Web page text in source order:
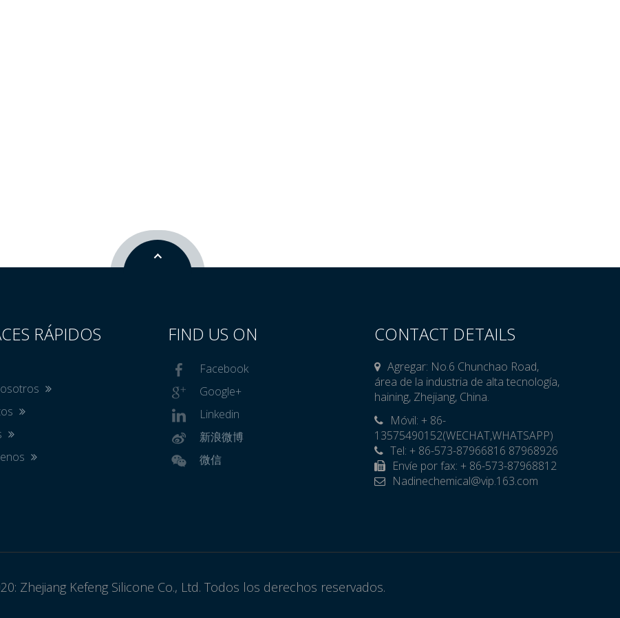
RÁPIDOS FIND US ON
Facebook
Google+
Linkedin
新浪微博
微信
CONTACT DETAILS
Agregar: No.6 Chunchao Road,
área de la industria de alta tecnología,
haining, Zhejiang, China.

Móvil: + 86-
13575490152(WECHAT,WHATSAPP)
Tel: + 86-573-87966816 87968926
Envíe por fax: + 86-573-87968812
 Nadinechemical@vip.163.com
Zhejiang Kefeng Silicone Co., Ltd. Todos los derechos reservados.